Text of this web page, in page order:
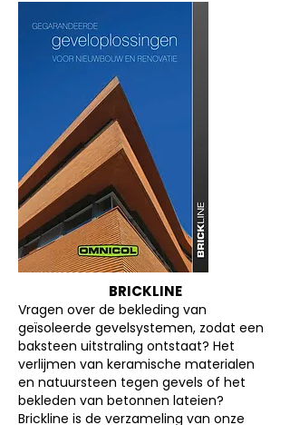
BRICKLINE
Vragen over de bekleding van
geïsoleerde gevelsystemen, zodat een
baksteen uitstraling ontstaat? Het
verlijmen van keramische materialen
en natuursteen tegen gevels of het
bekleden van betonnen lateien?
Brickline is de verzameling van onze